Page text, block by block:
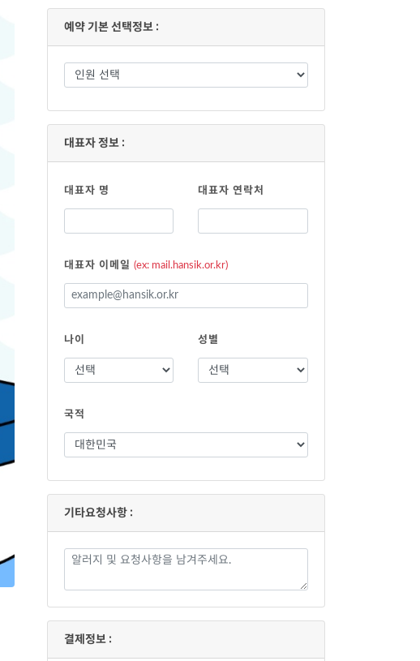
저
예약 기본 선택정보 :
대표자 정보 :
대표자 명 대표자 연락처
대표자 이메일 (ex: mail.hansik.or.kr)
나이 성별
국적
기타요청사항 :
결제정보 :